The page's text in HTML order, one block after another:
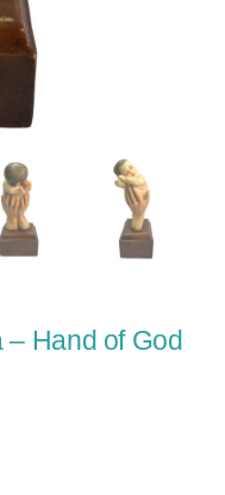
Hand of God